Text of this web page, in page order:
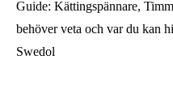
Guide: Kättingspännare,
behöver veta och var du kan
Swedol